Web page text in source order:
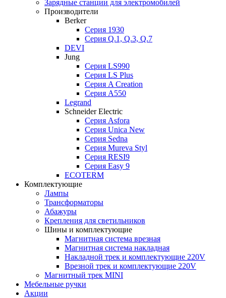
Зарядные станции для электромобилей
Производители
Berker
Серия 1930
Серия Q.1, Q.3, Q.7
DEVI
Jung
Серия LS990
Серия LS Plus
Серия A Creation
Серия A550
Legrand
Schneider Electric
Серия Asfora
Серия Unica New
Серия Sedna
Серия Mureva Styl
Серия RESI9
Серия Easy 9
ECOTERM
Комплектующие
Лампы
Трансформаторы
Абажуры
Крепления для светильников
Шины и комплектующие
Магнитная система врезная
Магнитная система накладная
Накладной трек и комплектующие 220V
Врезной трек и комплектующие 220V
Магнитный трек MINI
Мебельные ручки
Акции